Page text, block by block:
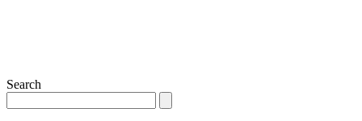
Search